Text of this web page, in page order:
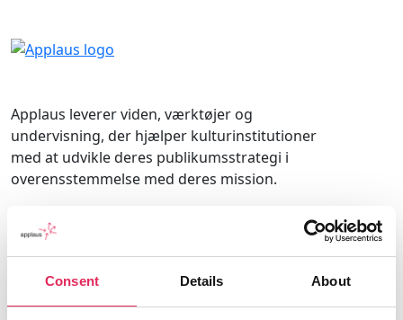
Consent Details About
Applaus leverer viden, værktøjer og
undervisning, der hjælper kulturinstitutioner
med at udvikle deres publikumsstrategi i
overensstemmelse med deres mission.
Det gør vi, for at endnu flere borgere får
mulighed for at møde kunsten og kulturen, og
og inspiration til arbejde strategisk med
publikumsudvikling.